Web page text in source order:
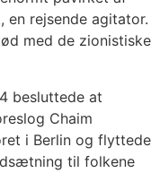
en rejsende agitator.
med de zionistiske
besluttede at
Chaim
i Berlin og flyttede
til folkene